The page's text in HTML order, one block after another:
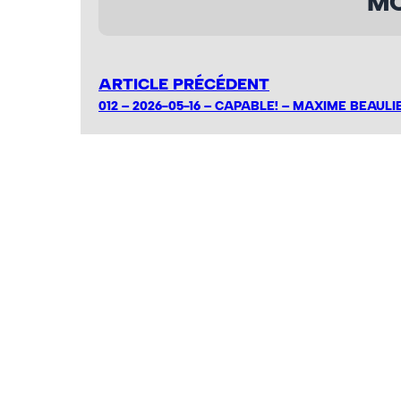
ARTICLE PRÉCÉDENT
012 – 2026-05-16 – CAPABLE! – MAXIME